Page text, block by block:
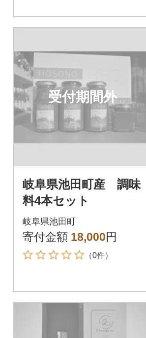
受付期間外
岐阜県池田町産 調味
料4本セット
岐阜県池田町
寄付金額 18,000円
（0件）